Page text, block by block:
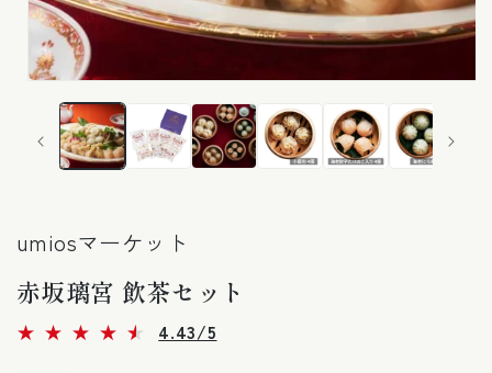
ル
ア
を
開
umiosマーケット
赤坂璃宮 飲茶セット
4.43/5レ